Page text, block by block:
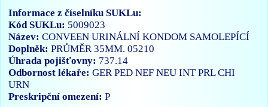
Informace z číselníku SUKLu:
Kód SUKLu: 5009023
Název:CONVEEN URINÁLNÍ KONDOM SAMOLEPÍCÍ
Doplněk:PRŮMĚR 35MM. 05210
Úhrada pojišťovny: 737.14
Odbornost lékaře:GERPEDNEFNEUINTPRLCHI
URN
Preskripční omezení:P